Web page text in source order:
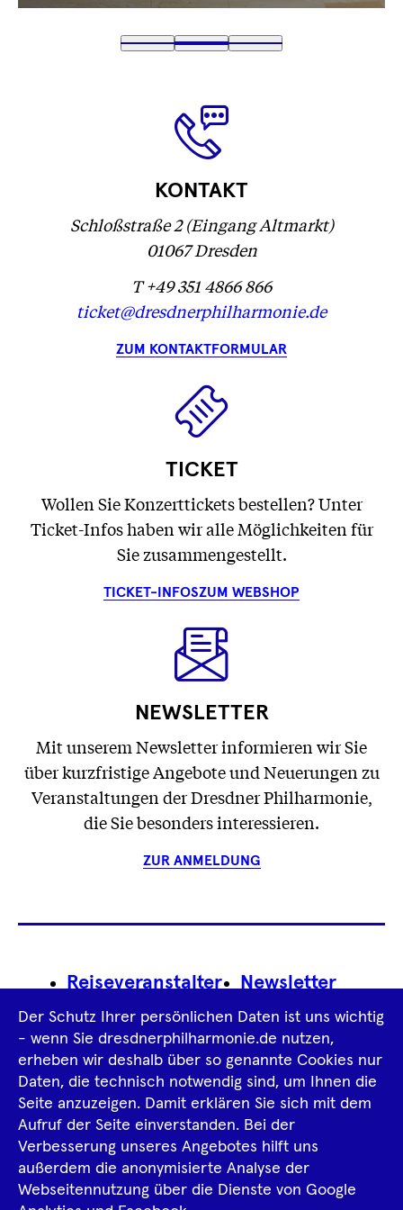
Text
1
Text
2
(
...
Text
3
KONTAKT
Schloßstraße 2 (Eingang Altmarkt)
01067 Dresden
T +49 351 4866 866
ticket@dresdnerphilharmonie.de
ZUM KONTAKTFORMULAR
TICKET
Wollen Sie Konzerttickets bestellen? Unter
Ticket-Infos haben wir alle Möglichkeiten für
Sie zusammengestellt.
TICKET-INFOSZUM WEBSHOP
NEWSLETTER
Mit unserem Newsletter informieren wir Sie
über kurzfristige Angebote und Neuerungen zu
Veranstaltungen der Dresdner Philharmonie,
die Sie besonders interessieren.
ZUR ANMELDUNG
Footer
Reiseveranstalter Newsletter
Impressum
Datenschutz­information AGB
Intern
TiktokFacebook
Instagram
SpotifyYouTube
Der Schutz Ihrer persönlichen Daten ist uns wichtig
- wenn Sie dresdnerphilharmonie.de nutzen,
erheben wir deshalb über so genannte Cookies nur
Daten, die technisch notwendig sind, um Ihnen die
Seite anzuzeigen. Damit erklären Sie sich mit dem
Aufruf der Seite einverstanden. Bei der
Verbesserung unseres Angebotes hilft uns
außerdem die anonymisierte Analyse der
Webseitennutzung über die Dienste von Google